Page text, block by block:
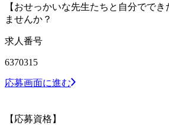
【おせっかいな先生たちと自分でで
ませんか？
求人番号
6370315
応募画面に進む
【応募資格】